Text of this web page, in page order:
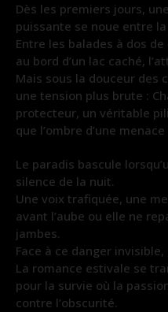
Dès les premiers jours,
puissante se noue entre
Entre les balades à dos
au bord d’un lac caché,
Mais sous la douceur des
une tension plus brute :
protecteur, un véritable
que l’ombre d’une
Le paradis bascule
silence de la nuit.
Une voix trafiquée, une
avant l’aube ou elle ne
jambes.
Face à ce danger
La romance estivale se
pour la survie où la
contre l’obscurité.